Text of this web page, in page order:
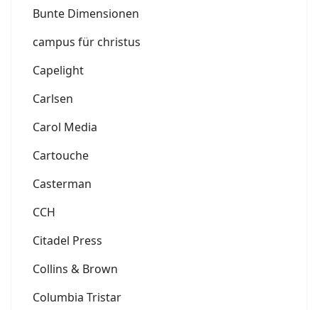
Bunte Dimensionen
campus für christus
Capelight
Carlsen
Carol Media
Cartouche
Casterman
CCH
Citadel Press
Collins & Brown
Columbia Tristar